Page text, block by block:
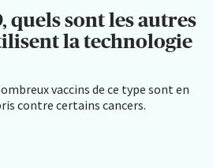
quels sont les autres
la technologie
vaccins de ce type sont en
contre certains cancers.